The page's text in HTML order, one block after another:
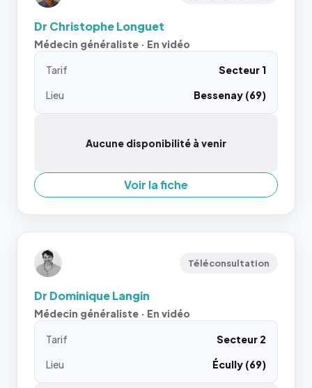
Dr Christophe Longuet
Médecin généraliste · En vidéo
Tarif
Secteur 1
Lieu
Bessenay (69)
Aucune disponibilité à venir
Voir la fiche
Téléconsultation
Dr Dominique Langin
Médecin généraliste · En vidéo
Tarif
Secteur 2
Lieu
Écully (69)